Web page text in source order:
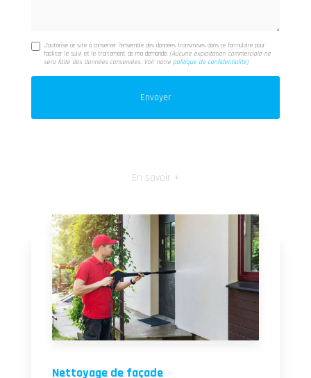
J'autorise ce site à conserver l'ensemble des données transmises dans ce formulaire pour
faciliter le suivi et le traitement de ma demande.(Aucune exploitation commerciale ne
sera faite des données conservées. Voir notrepolitique de confidentialité)
En savoir +
Nettoyage de façade